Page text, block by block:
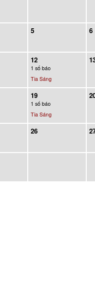
5 6
12
1 số báo
Tia Sáng
19
1 số báo
Tia Sáng
26